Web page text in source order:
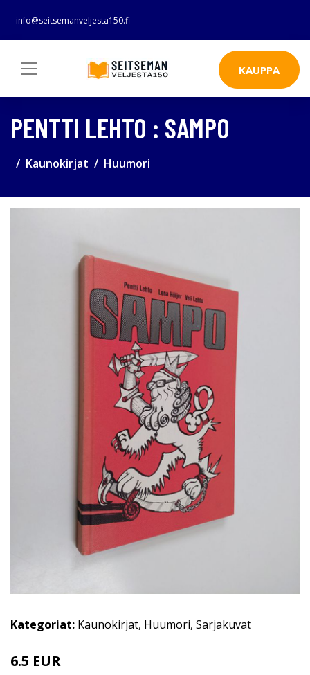
info@seitsemanveljesta150.fi
KAUPPA
PENTTI LEHTO : SAMPO
Kaunokirjat Huumori
Kategoriat: Kaunokirjat, Huumori, Sarjakuvat
6.5 EUR